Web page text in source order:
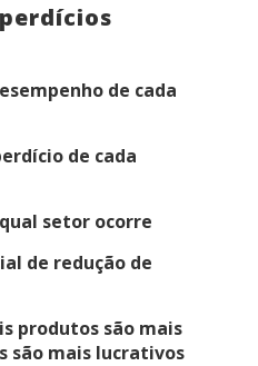
de cada
de cada
setor ocorre
de redução de
produtos são mais
são mais lucrativos